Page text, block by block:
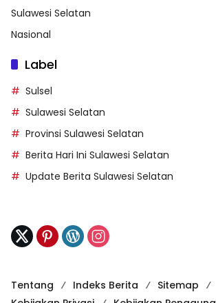
Sulawesi Selatan
Nasional
Label
Sulsel
Sulawesi Selatan
Provinsi Sulawesi Selatan
Berita Hari Ini Sulawesi Selatan
Update Berita Sulawesi Selatan
Tentang Indeks Berita
Sitemap